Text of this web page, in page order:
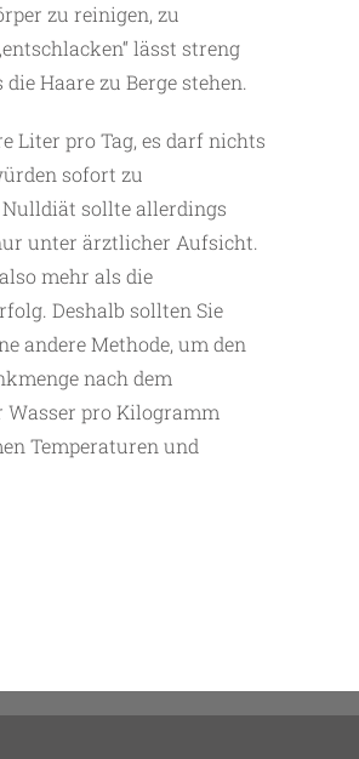
zu reinigen, zu
lässt streng
Haare zu Berge stehen.
Liter pro Tag, es darf nichts
sofort zu
sollte allerdings
unter ärztlicher Aufsicht.
mehr als die
Deshalb sollten Sie
andere Methode, um den
nach dem
Wasser pro Kilogramm
Temperaturen und